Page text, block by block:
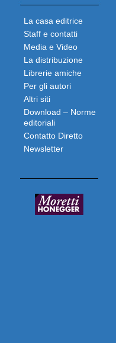
La casa editrice
Staff e contatti
Media e Video
La distribuzione
Librerie amiche
Per gli autori
Altri siti
Download – Norme
editoriali
Contatto Diretto
Newsletter